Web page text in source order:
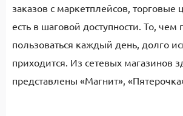
заказов с маркетплейсов, торговые
есть в шаговой доступности. То, чем
пользоваться каждый день, долго
приходится. Из сетевых магазинов
представлены «Магнит»,